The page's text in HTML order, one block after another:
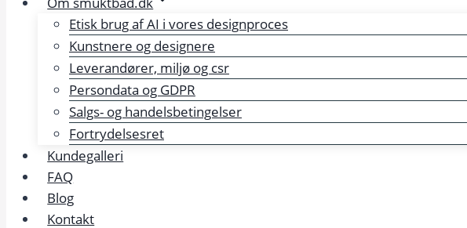
Etisk brug af AI i vores designproces
Kunstnere og designere
Leverandører, miljø og csr
Persondata og GDPR
Salgs- og handelsbetingelser
Fortrydelsesret
Kundegalleri
FAQ
Blog
Kontakt